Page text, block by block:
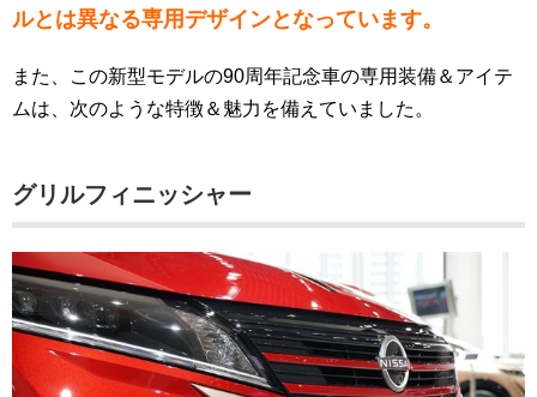
ルとは異なる専用デザインとなっています。
また、この新型モデルの90周年記念車の専用装備＆アイテ
ムは、次のような特徴＆魅力を備えていました。
グリルフィニッシャー